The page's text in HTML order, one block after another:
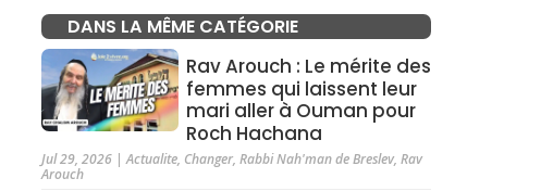
DANS LA MÊME CATÉGORIE
Rav Arouch : Le mérite des
femmes qui laissent leur
mari aller à Ouman pour
Roch Hachana
Jul 29, 2026 |Actualite, Changer,Rabbi Nah'man de Breslev,Rav
Arouch